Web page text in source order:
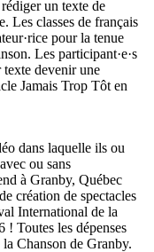
un texte de
Les classes de français
pour la tenue
Les participant·e·s
texte devenir une
Jamais Trop Tôt en
dans laquelle ils ou
ou sans
à Granby, Québec
création de spectacles
International de la
! Toutes les dépenses
Chanson de Granby.